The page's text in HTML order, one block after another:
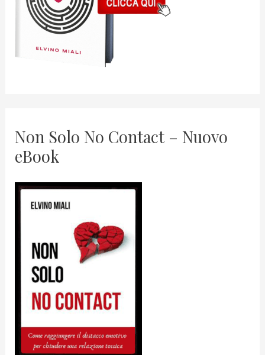
Non Solo No Contact – Nuovo
eBook